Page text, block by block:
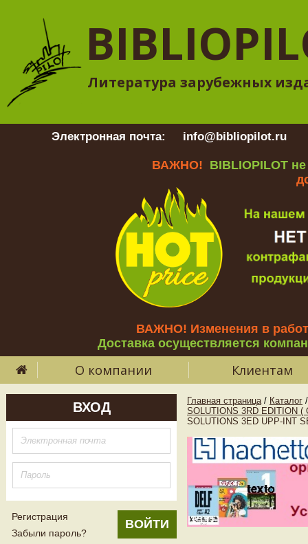
Литература зарубежных
Электронная почта: info@bibliopilot.ru
ВАЖНО! BIBLIOPILOT
ВАЖНО! Изменения в
Доставка осуществляется
О компании Клиентам
ВХОД
Регистрация
Забыли пароль?
Главная страница / Каталог /
SOLUTIONS 3RD EDITION
SOLUTIONS 3ED UPP-INT